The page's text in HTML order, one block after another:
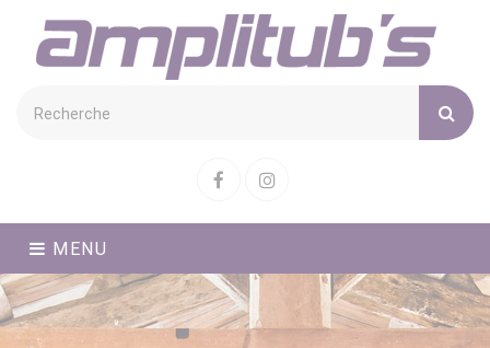
FacebookInstagram
MENU
Cookies management panel